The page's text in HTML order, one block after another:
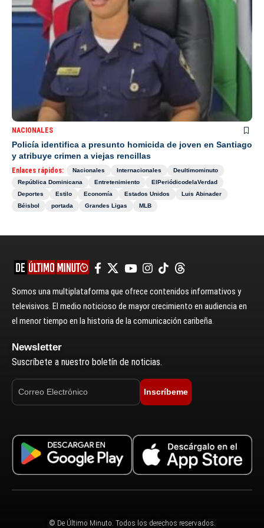
NACIONALES
Policía identifica a presunto homicida de joven en Santiago
y atribuye crimen a viejas rencillas
Enlaces rápidos: Nacionales Internacionales
Deultimominuto
República Dominicana
Entretenimiento
ElPeriódicodelaVerdad
Deportes
Estilo Economía Estados Unidos
Luis Abinader
Béisbol
portada Grandes Ligas MLB
Somos una multiplataforma que ofrece contenidos informativos y
televisivos. El medio noticioso de mayor crecimiento en audiencia en
el menor tiempo en la historia de la comunicación caribeña.
Newsletter
Suscríbete a nuestro boletín de noticias.
Inscríbeme
© De Último Minuto. Todos los derechos reservados.